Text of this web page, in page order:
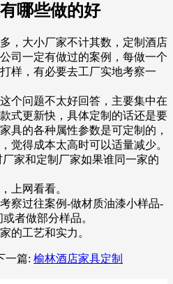
哪些做的好
，大小厂家不计其数，定制酒店
司一定有做过的案例，每做一个
样，有必要去工厂实地考察一
个问题不太好回答，主要集中在
式更新快，具体定制的话还是要
具的各种属性参数是可定制的，
觉得成本太高时可以适量减少。
家和定制厂家如果谁同一家的
上网看看。
察过往案例-做材质油漆小样品-
者做部分样品。
的工艺和实力。
一篇: 榆林酒店家具定制